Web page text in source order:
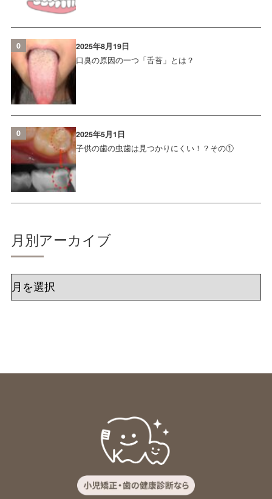
0
2025年8月19日
口臭の原因の一つ「舌苔」とは？
0
2025年5月1日
子供の歯の虫歯は見つかりにくい！？その①
月別アーカイブ
ア
ー